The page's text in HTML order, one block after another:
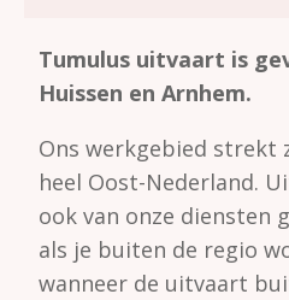
Tumulus uitvaart is
Huissen en Arnhem.
Ons werkgebied strekt
heel Oost-Nederland.
ook van onze diensten
als je buiten de regio
wanneer de uitvaart